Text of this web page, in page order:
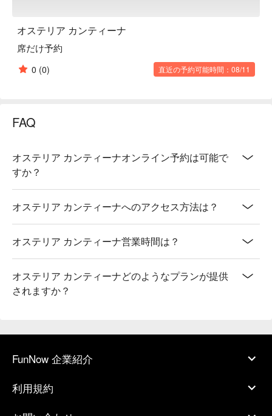
オステリア カンティーナ
席だけ予約
0 (0) 直近の予約可能時間：08/11
FAQ
オステリア カンティーナオンライン予約は可能で
すか？
オステリア カンティーナへのアクセス方法は？
オステリア カンティーナ営業時間は？
オステリア カンティーナどのようなプランが提供
されますか？
FunNow 企業紹介
利用規約